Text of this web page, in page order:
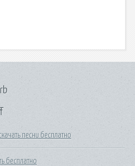
песни бесплатно
бесплатно